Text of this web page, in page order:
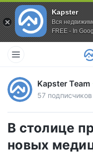
Kapster
Вся
FREE - In
Kapster Team
57 подписчиков
В столице
новых